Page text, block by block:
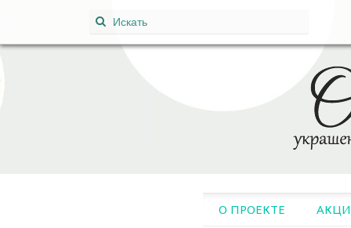
Поиск:
SKIP
О ПРОЕКТЕ